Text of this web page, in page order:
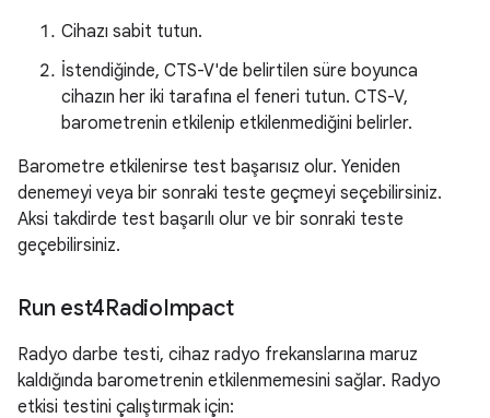
Cihazı sabit tutun.
İstendiğinde, CTS-V'de belirtilen süre boyunca
cihazın her iki tarafına el feneri tutun. CTS-V,
barometrenin etkilenip etkilenmediğini belirler.
Barometre etkilenirse test başarısız olur. Yeniden
denemeyi veya bir sonraki teste geçmeyi seçebilirsiniz.
Aksi takdirde test başarılı olur ve bir sonraki teste
geçebilirsiniz.
Run est4RadioImpact
Radyo darbe testi, cihaz radyo frekanslarına maruz
kaldığında barometrenin etkilenmemesini sağlar. Radyo
etkisi testini çalıştırmak için: